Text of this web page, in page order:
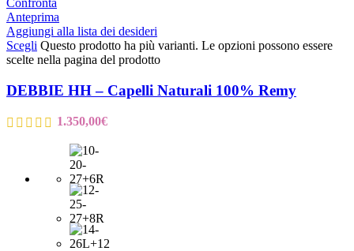
Confronta
Anteprima
Aggiungi alla lista dei desideri
Scegli Questo prodotto ha più varianti. Le opzioni possono essere
scelte nella pagina del prodotto
DEBBIE HH – Capelli Naturali 100% Remy
1.350,00€